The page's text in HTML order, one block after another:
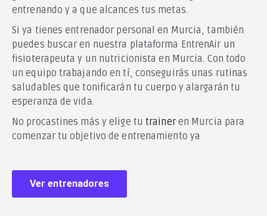
entrenando y a que alcances tus metas.
Si ya tienes entrenador personal en Murcia, también
puedes buscar en nuestra plataforma EntrenAir un
fisioterapeuta y un nutricionista en Murcia. Con todo
un equipo trabajando en tí, conseguirás unas rutinas
saludables que tonificarán tu cuerpo y alargarán tu
esperanza de vida.
No procastines más y elige tu traineren Murcia para
comenzar tu objetivo de entrenamiento ya
Ver entrenadores